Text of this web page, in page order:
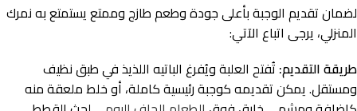
لضمان تقديم الوجبة بأعلى جودة وطعم طازج وممتع يستمتع به نمرك
المنزلي، يرجى اتباع الآتي:
طريقة التقديم: تُفتح العلبة ويُفرغ الباتيه اللذيذ في طبق نظيف
ومستقل. يمكن تقديمه كوجبة رئيسية كاملة، أو خلط ملعقة منه